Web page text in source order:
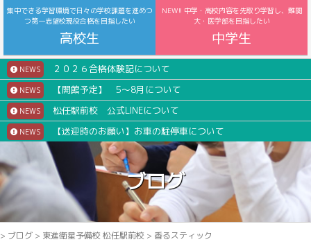
集中できる学習環境で日々の学校課題を進めつ
つ第一志望校現役合格を目指したい
高校生
NEW!! 中学・高校内容を先取り学習し、難関
大・医学部を目指したい
中学生
NEWS ２０２６合格体験記について
NEWS 【開館予定】 5～8月について
NEWS 松任駅前校 公式LINEについて
NEWS 【送迎時のお願い】お車の駐停車について
ブログ
> ブログ > 東進衛星予備校 松任駅前校 > 香るスティック